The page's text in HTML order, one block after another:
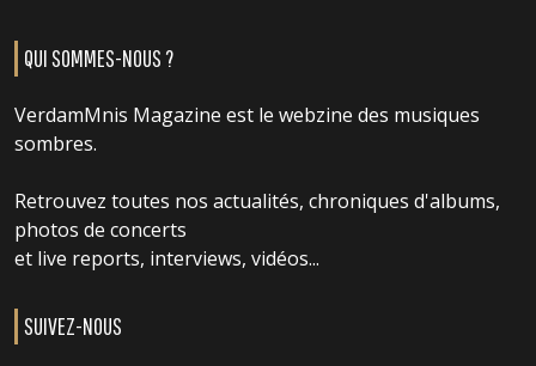
QUI SOMMES-NOUS ?
VerdamMnis Magazine est le webzine des musiques
sombres.
Retrouvez toutes nos actualités, chroniques d'albums,
photos de concerts
et live reports, interviews, vidéos...
SUIVEZ-NOUS